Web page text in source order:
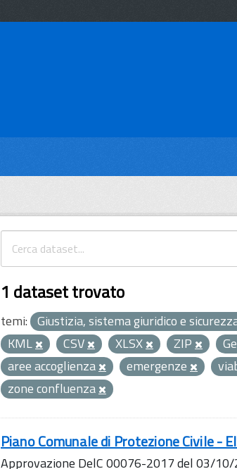
1 dataset trovato
temi: Giustizia, sistema giuridico e
KML
CSV XLSX ZIP
aree accoglienza
emergenze
zone confluenza
Piano Comunale di Protezione Civile -
Approvazione DelC 00076-2017 del 03/10/